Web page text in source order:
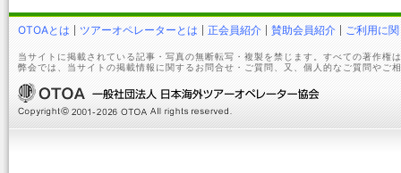
OTOAとは ツアーオペレーターとは 正会員紹介 賛助会員紹介 ご利用に
当サイトに掲載されている記事・写真の無断転写・複製を禁じます。すべての著作権
弊会では、当サイトの掲載情報に関するお問合せ・ご質問、又、個人的なご質問やご